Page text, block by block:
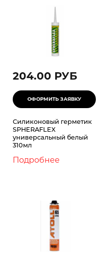
204.00 РУБ
Силиконовый герметик
SPHERAFLEX
универсальный белый
310мл
Подробнее